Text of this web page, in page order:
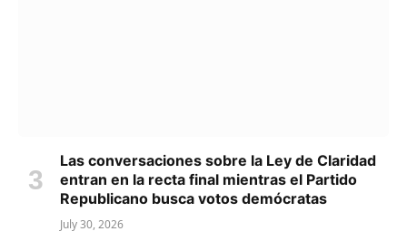
Las conversaciones sobre la Ley de Claridad
entran en la recta final mientras el Partido
Republicano busca votos demócratas
July 30, 2026